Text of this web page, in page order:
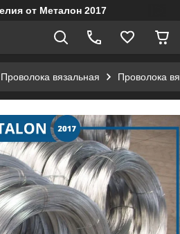
от Металон 2017
Проволока вязальная Проволока